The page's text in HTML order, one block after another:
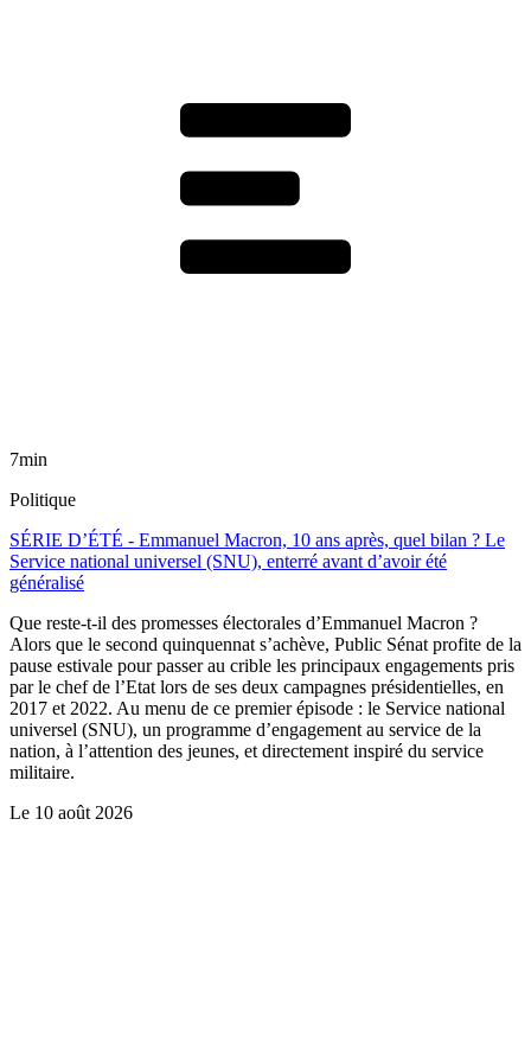
7min
Politique
SÉRIE D’ÉTÉ - Emmanuel Macron, 10 ans après, quel bilan ? Le
Service national universel (SNU), enterré avant d’avoir été
généralisé
Que reste-t-il des promesses électorales d’Emmanuel Macron ?
Alors que le second quinquennat s’achève, Public Sénat profite de la
pause estivale pour passer au crible les principaux engagements pris
par le chef de l’Etat lors de ses deux campagnes présidentielles, en
2017 et 2022. Au menu de ce premier épisode : le Service national
universel (SNU), un programme d’engagement au service de la
nation, à l’attention des jeunes, et directement inspiré du service
militaire.
Le 10 août 2026